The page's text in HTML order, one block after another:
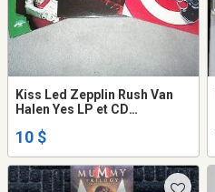
Kiss Led Zepplin Rush Van
Halen Yes LP et CD
neuf
10 $